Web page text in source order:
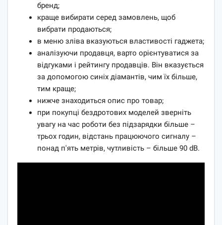
бренд;
краще вибирати серед замовлень, щоб
вибрати продаються;
в меню зліва вказуються властивості гаджета;
аналізуючи продавця, варто орієнтуватися за
відгуками і рейтингу продавців. Він вказується
за допомогою синіх діамантів, чим їх більше,
тим краще;
нижче знаходиться опис про товар;
при покупці бездротових моделей зверніть
увагу на час роботи без підзарядки більше –
трьох годин, відстань працюючого сигналу –
понад п'ять метрів, чутливість – більше 90 dB.